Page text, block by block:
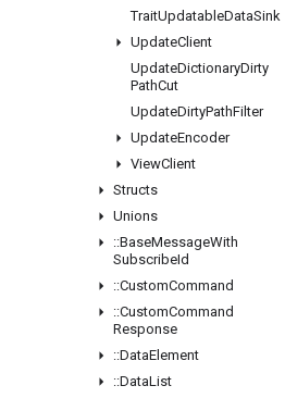
TraitUpdatableDataSink
UpdateClient
UpdateDictionaryDirty
PathCut
UpdateDirtyPathFilter
UpdateEncoder
ViewClient
Structs
Unions
::BaseMessageWith
SubscribeId
::CustomCommand
::CustomCommand
Response
::DataElement
::DataList